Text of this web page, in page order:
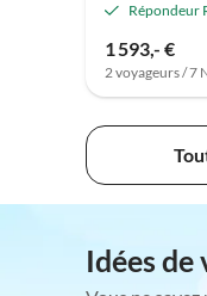
Répondeur
1 593,- €
2 voyageurs / 7
Idées de